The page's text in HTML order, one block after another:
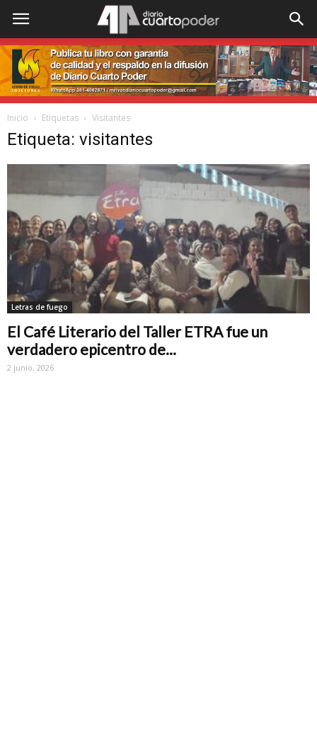
Inicio Etiquetas Visitantes
Etiqueta: visitantes
Letras de fuego
El Café Literario del Taller ETRA fue un
verdadero epicentro de...
2 junio, 2026